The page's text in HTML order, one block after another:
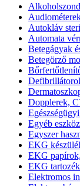
Autokláv
Automata
Betegágyak
Betegörző
Dopplerek,
Egyéb
Egyszer
EKG
EKG
EKG
Elektromos